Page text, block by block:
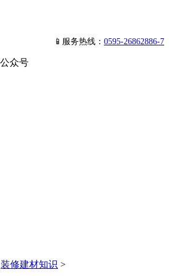
📱服务热线： 0595-26862886-7
装修建材知识 >